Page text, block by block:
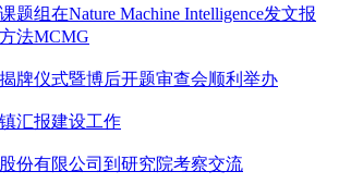
题组在Nature Machine Intelligence发文报
法MCMG
牌仪式暨博后开题审查会顺利举办
汇报建设工作
份有限公司到研究院考察交流